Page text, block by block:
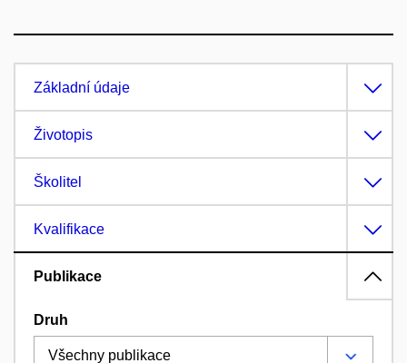
Základní údaje
Životopis
Školitel
Kvalifikace
Publikace
Druh